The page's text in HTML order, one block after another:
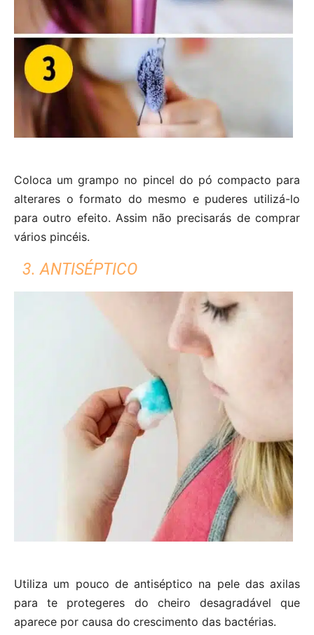
Coloca um grampo no pincel do pó compacto para
alterares o formato do mesmo e puderes utilizá-lo
para outro efeito. Assim não precisarás de comprar
vários pincéis.
3. ANTISÉPTICO
Utiliza um pouco de antiséptico na pele das axilas
para te protegeres do cheiro desagradável que
aparece por causa do crescimento das bactérias.